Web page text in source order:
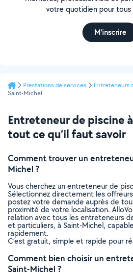
votre quotidien pour tous
M'inscrire
Prestations de services Entreteneurs
Saint-Michel
Entreteneur de piscine
tout ce qu’il faut savoir
Comment trouver un
Michel ?
Vous cherchez un entreteneur de
Sélectionnez directement les
postez votre demande auprès de
proximité de votre localisation.
relation avec tous les entreteneurs
et particuliers, à Saint-Michel,
rapidement.
C’est gratuit, simple et rapide pour
Comment bien choisir un
Saint-Michel ?